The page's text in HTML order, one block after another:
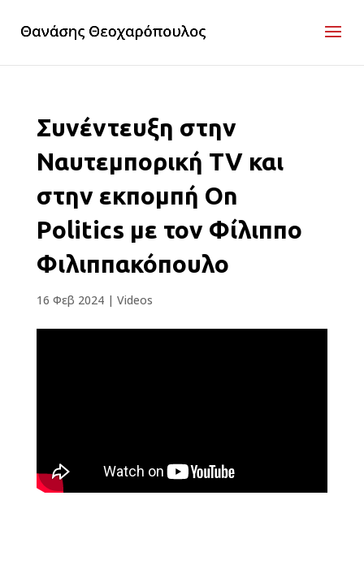
Συνέντευξη στην
Ναυτεμπορική TV και
στην εκπομπή On
Politics με τον Φίλιππο
Φιλιππακόπουλο
16 Φεβ 2024| Videos